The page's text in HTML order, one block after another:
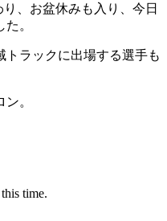
、お盆休みも入り、今日
。
トラックに出場する選手も
。
time.